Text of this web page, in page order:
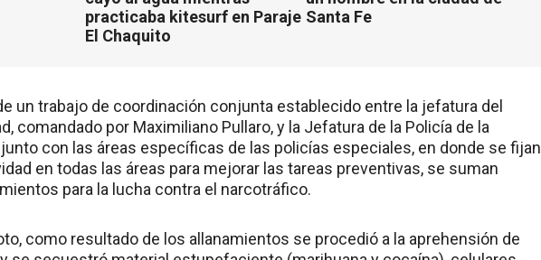
practicaba kitesurf en Paraje
El Chaquito
Santa Fe
un trabajo de coordinación conjunta establecido entre la jefatura del
comandado por Maximiliano Pullaro, y la Jefatura de la Policía de la
junto con las áreas específicas de las policías especiales, en donde se fijan
en todas las áreas para mejorar las tareas preventivas, se suman
para la lucha contra el narcotráfico.
como resultado de los allanamientos se procedió a la aprehensión de